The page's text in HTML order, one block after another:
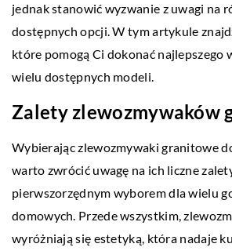
jednak stanowić wyzwanie z uwagi na
dostępnych opcji. W tym artykule
które pomogą Ci dokonać najlepszego
wielu dostępnych modeli.
Zalety zlewozmywaków
Wybierając zlewozmywaki granitowe
warto zwrócić uwagę na ich liczne
pierwszorzędnym wyborem dla wielu
domowych. Przede wszystkim,
wyróżniają się estetyką, która nadaje